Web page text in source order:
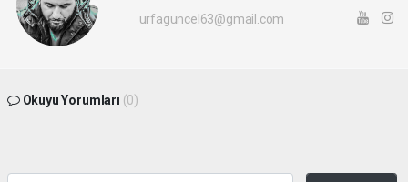
urfaguncel63@gmail.com
Okuyu Yorumları (0)